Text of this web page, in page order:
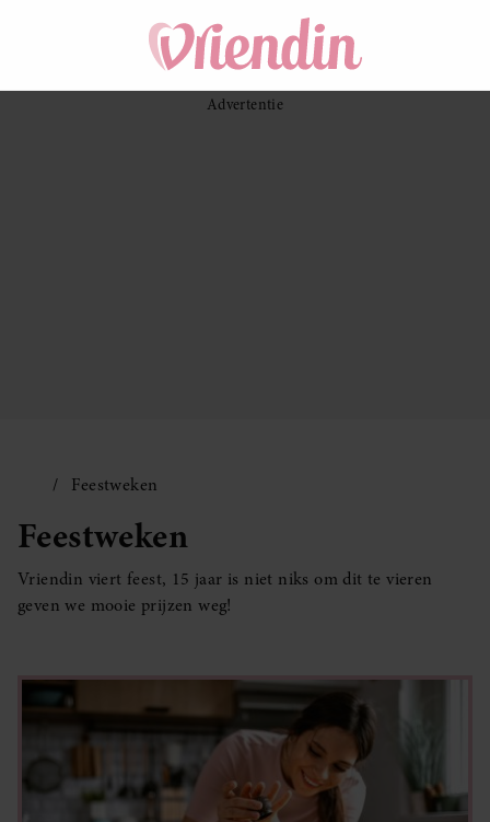
Feestweken
Feestweken
Vriendin viert feest, 15 jaar is niet niks om dit te vieren
geven we mooie prijzen weg!